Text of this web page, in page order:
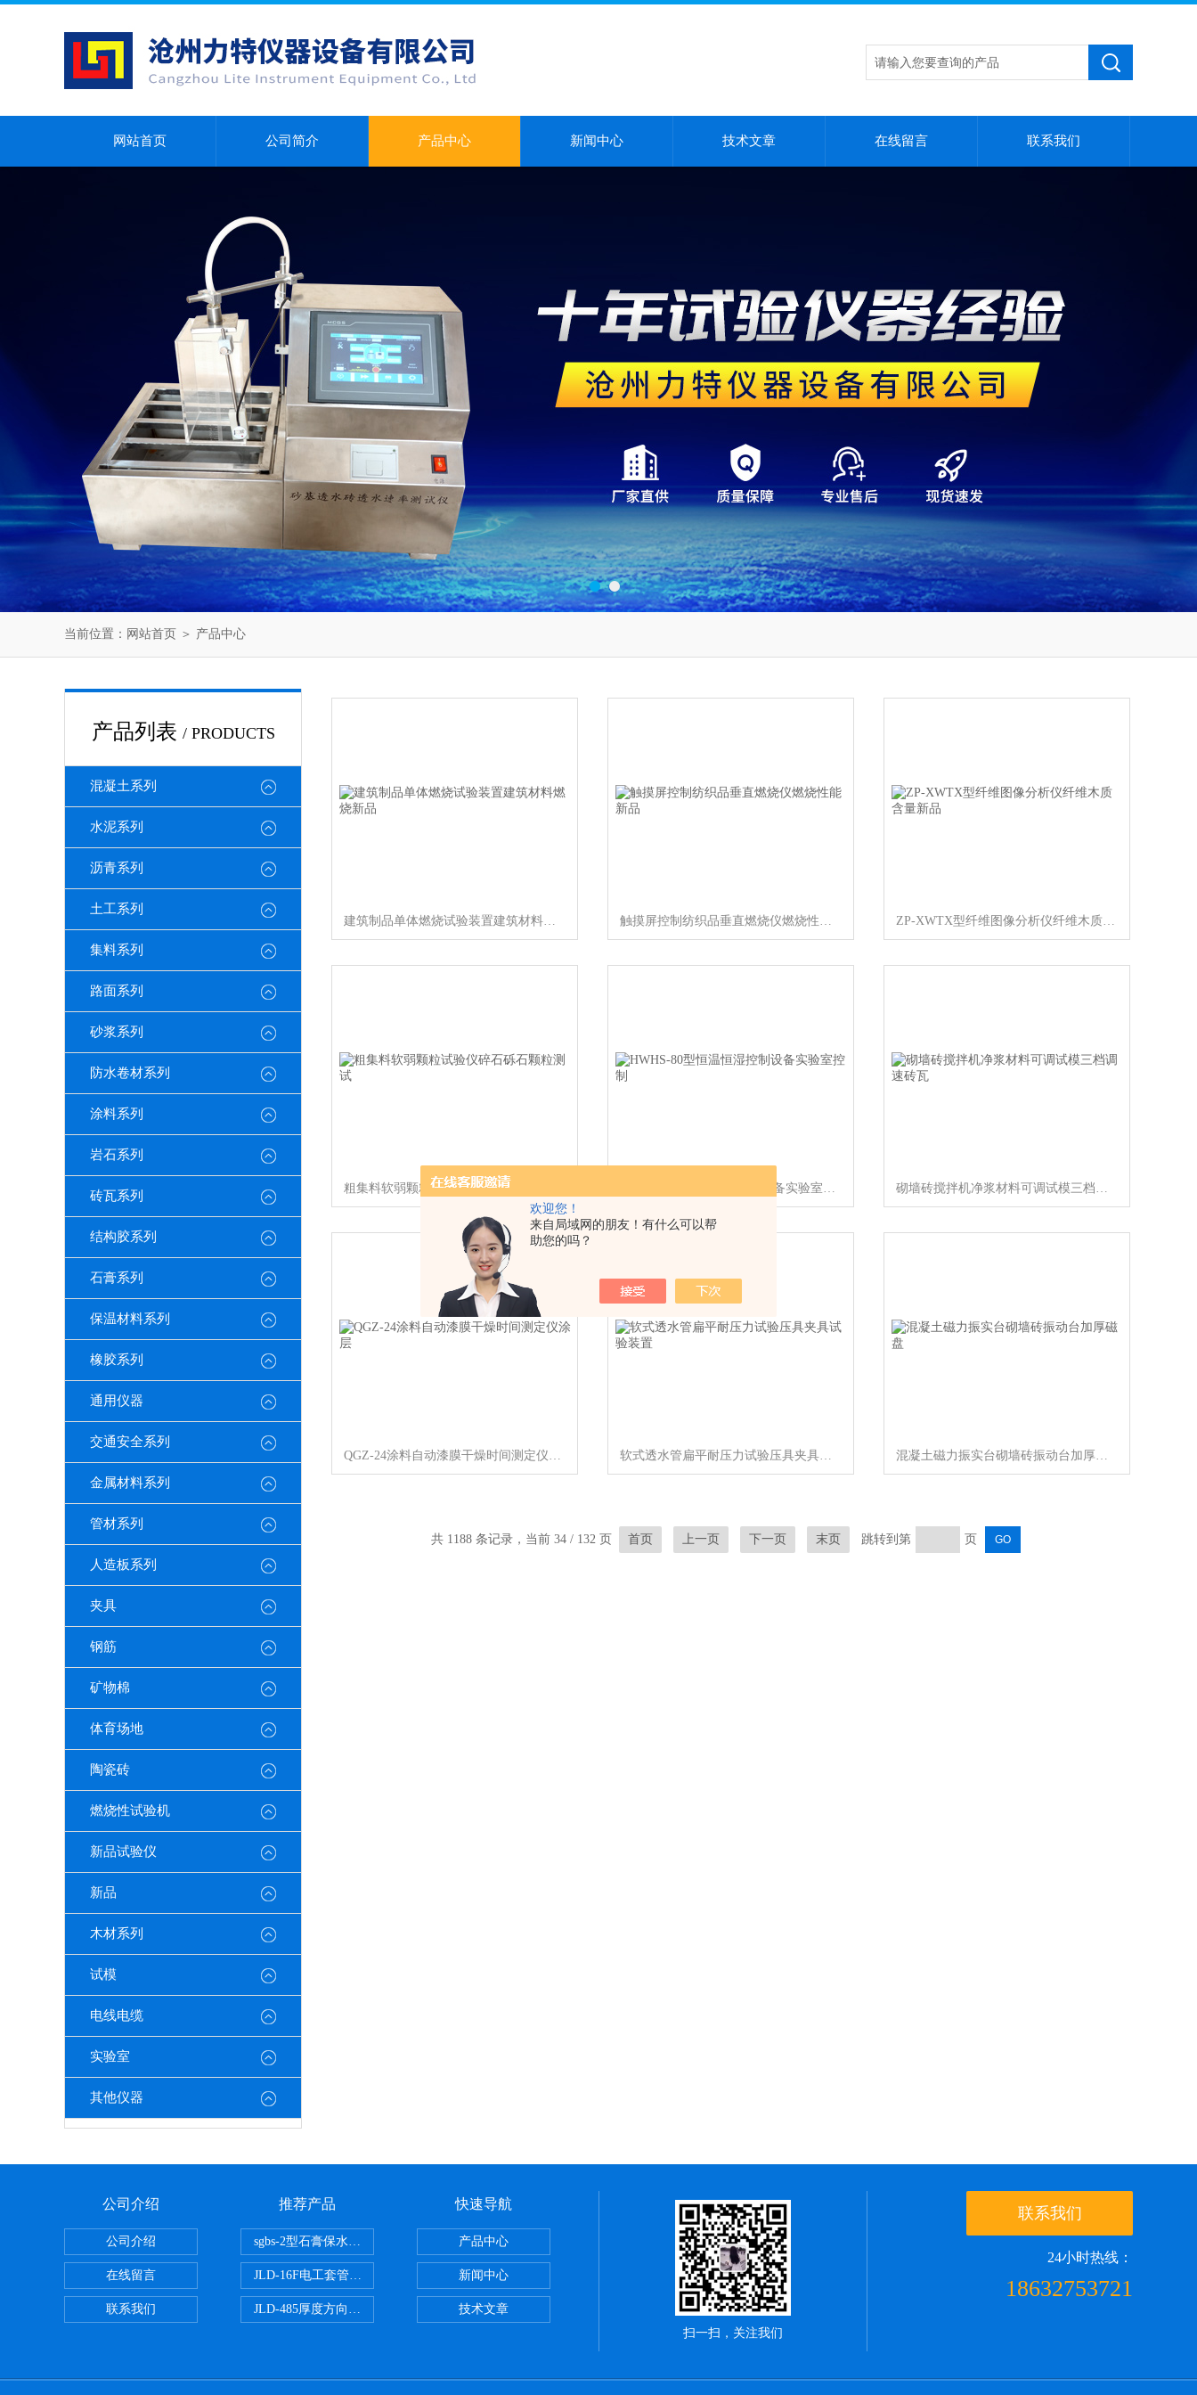
欢迎您！
来自局域网的朋友！有什么可以帮
助您的吗？
网站首页 公司简介 产品中心 新闻中心 技术文章 在线留言 联系我们
当前位置： 网站首页 ＞ 产品中心
产品列表 / PRODUCTS
混凝土系列
水泥系列
沥青系列
土工系列
集料系列
路面系列
砂浆系列
防水卷材系列
涂料系列
岩石系列
砖瓦系列
结构胶系列
石膏系列
保温材料系列
橡胶系列
通用仪器
交通安全系列
金属材料系列
管材系列
人造板系列
夹具
钢筋
矿物棉
体育场地
陶瓷砖
燃烧性试验机
新品试验仪
新品
木材系列
试模
电线电缆
实验室
其他仪器
建筑制品单体燃烧试验装置建筑材料燃烧新品 触摸屏控制纺织品垂直燃烧仪燃烧性能新品 ZP-XWTX型纤维图像分析仪纤维木质含量新品
HWHS-80型恒温恒湿控制设备实验室控制 砌墙砖搅拌机净浆材料可调试模三档调速砖瓦
QGZ-24涂料自动漆膜干燥时间测定仪涂层 软式透水管扁平耐压力试验压具夹具试验装置 混凝土磁力振实台砌墙砖振动台加厚磁盘
共 1188 条记录，当前 34 / 132 页 首页 上一页 下一页 末页 跳转到第 页
公司介绍
公司介绍
在线留言
联系我们
推荐产品
sgbs-2型石膏保水率测定仪粉刷石膏检测水泥全自动
JLD-16F电工套管恒温水浴管材
JLD-485厚度方向性钢板拉伸试验夹具
快速导航
产品中心
新闻中心
技术文章
扫一扫，关注我们
联系我们
24小时热线：
18632753721